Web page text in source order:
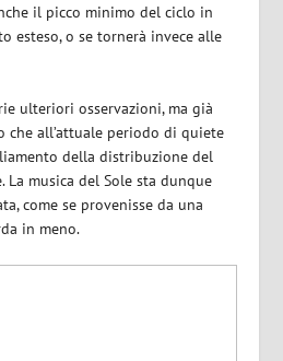
il picco minimo del ciclo in
esteso, o se tornerà invece alle
ulteriori osservazioni, ma già
all’attuale periodo di quiete
della distribuzione del
La musica del Sole sta dunque
come se provenisse da una
in meno.